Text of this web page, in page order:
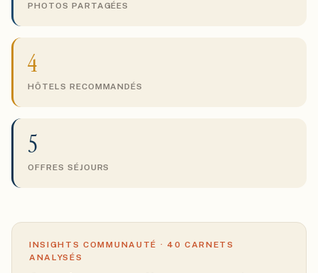
PHOTOS PARTAGÉES
4
HÔTELS RECOMMANDÉS
5
OFFRES SÉJOURS
INSIGHTS COMMUNAUTÉ · 40 CARNETS
ANALYSÉS